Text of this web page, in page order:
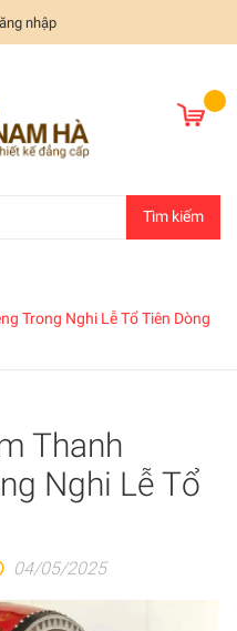
nhập
Tìm kiếm
Trong Nghi Lễ Tổ Tiên Dòng
Thanh
Nghi Lễ Tổ
04/05/2025